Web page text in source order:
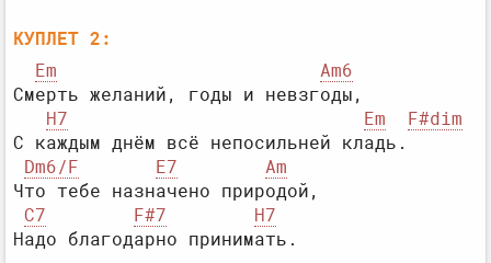
КУПЛЕТ 2:
Em
Am6
Смерть желаний, годы и невзгоды,
H7
Em
F#dim
С каждым днём всё непосильней кладь.
Dm6/F
E7
Am
Что тебе назначено природой,
C7
F#7
H7